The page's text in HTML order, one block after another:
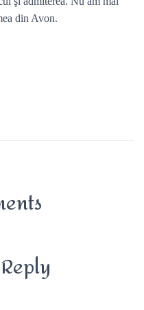
din Avon.